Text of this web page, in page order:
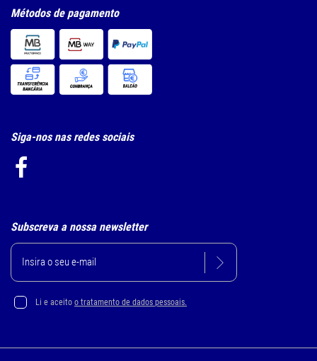
Métodos de pagamento
Siga-nos nas redes sociais
Subscreva a nossa newsletter
Li e aceito o tratamento de dados pessoais.